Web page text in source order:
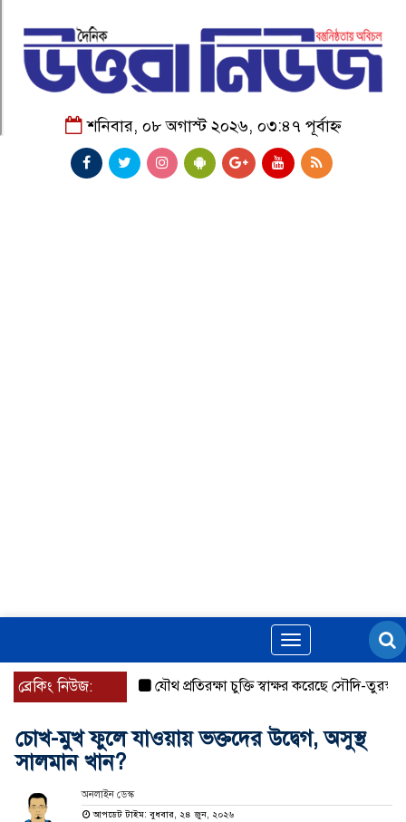
শনিবার, ০৮ অগাস্ট ২০২৬, ০৩:৪৭ পূর্বাহ্ন
Toggle
navigation
ব্রেকিং নিউজ: যৌথ প্রতিরক্ষা চুক্তি স্বাক্ষর করেছে সৌদি-তুরস্ক-
চোখ-মুখ ফুলে যাওয়ায় ভক্তদের উদ্বেগ, অসুস্থ
সালমান খান?
অনলাইন ডেস্ক
আপডেট টাইম: বুধবার, ২৪ জুন, ২০২৬